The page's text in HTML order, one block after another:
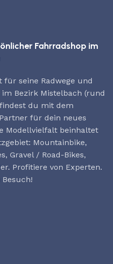
Fahrradshop im
für seine Radwege und
im Bezirk Mistelbach (rund
du mit dem
für dein neues
Modellvielfalt beinhaltet
Mountainbike,
Gravel / Road-Bikes,
Profitiere von Experten.